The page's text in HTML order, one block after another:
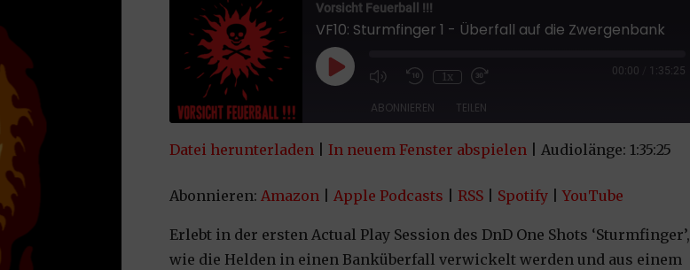
Vorsicht Feuerball !!!
VF10: Sturmfinger 1 - Überfall auf die Zwergenbank
Play Episode 1x 00:00 1:35:25
ABONNIEREN TEILEN
RSS FEED
TEILEN
LINK
EMBED
Datei herunterladen |In neuem Fenster abspielen |Audiolänge: 1:35:25
Abonnieren:Amazon |Apple Podcasts RSS Spotify |YouTube
Erlebt in der ersten Actual Play Session des DnD One Shots ‘Sturmfinger’,
wie die Helden in einen Banküberfall verwickelt werden und aus einem